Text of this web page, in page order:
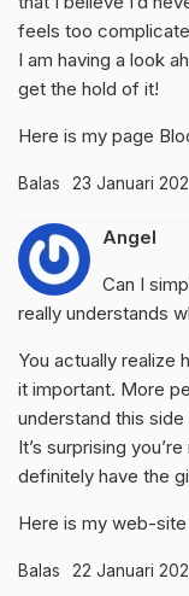
feels too
I am having a look
get the hold of it!
Here is my page
Balas 23 Januari
Angel
Can I
really understands
You actually realize
it important. More
understand this
It’s surprising
definitely have the
Here is my web-
Balas 22 Januari